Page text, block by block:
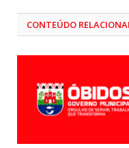
CONTEÚDO